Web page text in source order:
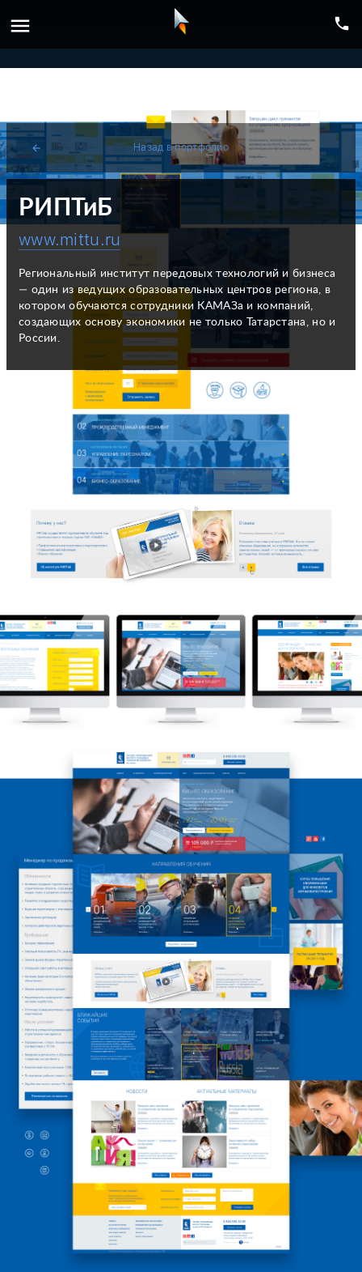
menu phone
arrow_back Назад в портфолио
РИПТиБ
www.mittu.ru
Региональный институт передовых технологий и бизнеса
— один из ведущих образовательных центров региона, в
котором обучаются сотрудники КАМАЗа и компаний,
создающих основу экономики не только Татарстана, но и
России.